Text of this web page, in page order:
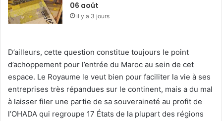
06 août
il y a 3 jours
D’ailleurs, cette question constitue toujours le point
d’achoppement pour l’entrée du Maroc au sein de cet
espace. Le Royaume le veut bien pour faciliter la vie à ses
entreprises très répandues sur le continent, mais a du mal
à laisser filer une partie de sa souveraineté au profit de
l’OHADA qui regroupe 17 États de la plupart des régions